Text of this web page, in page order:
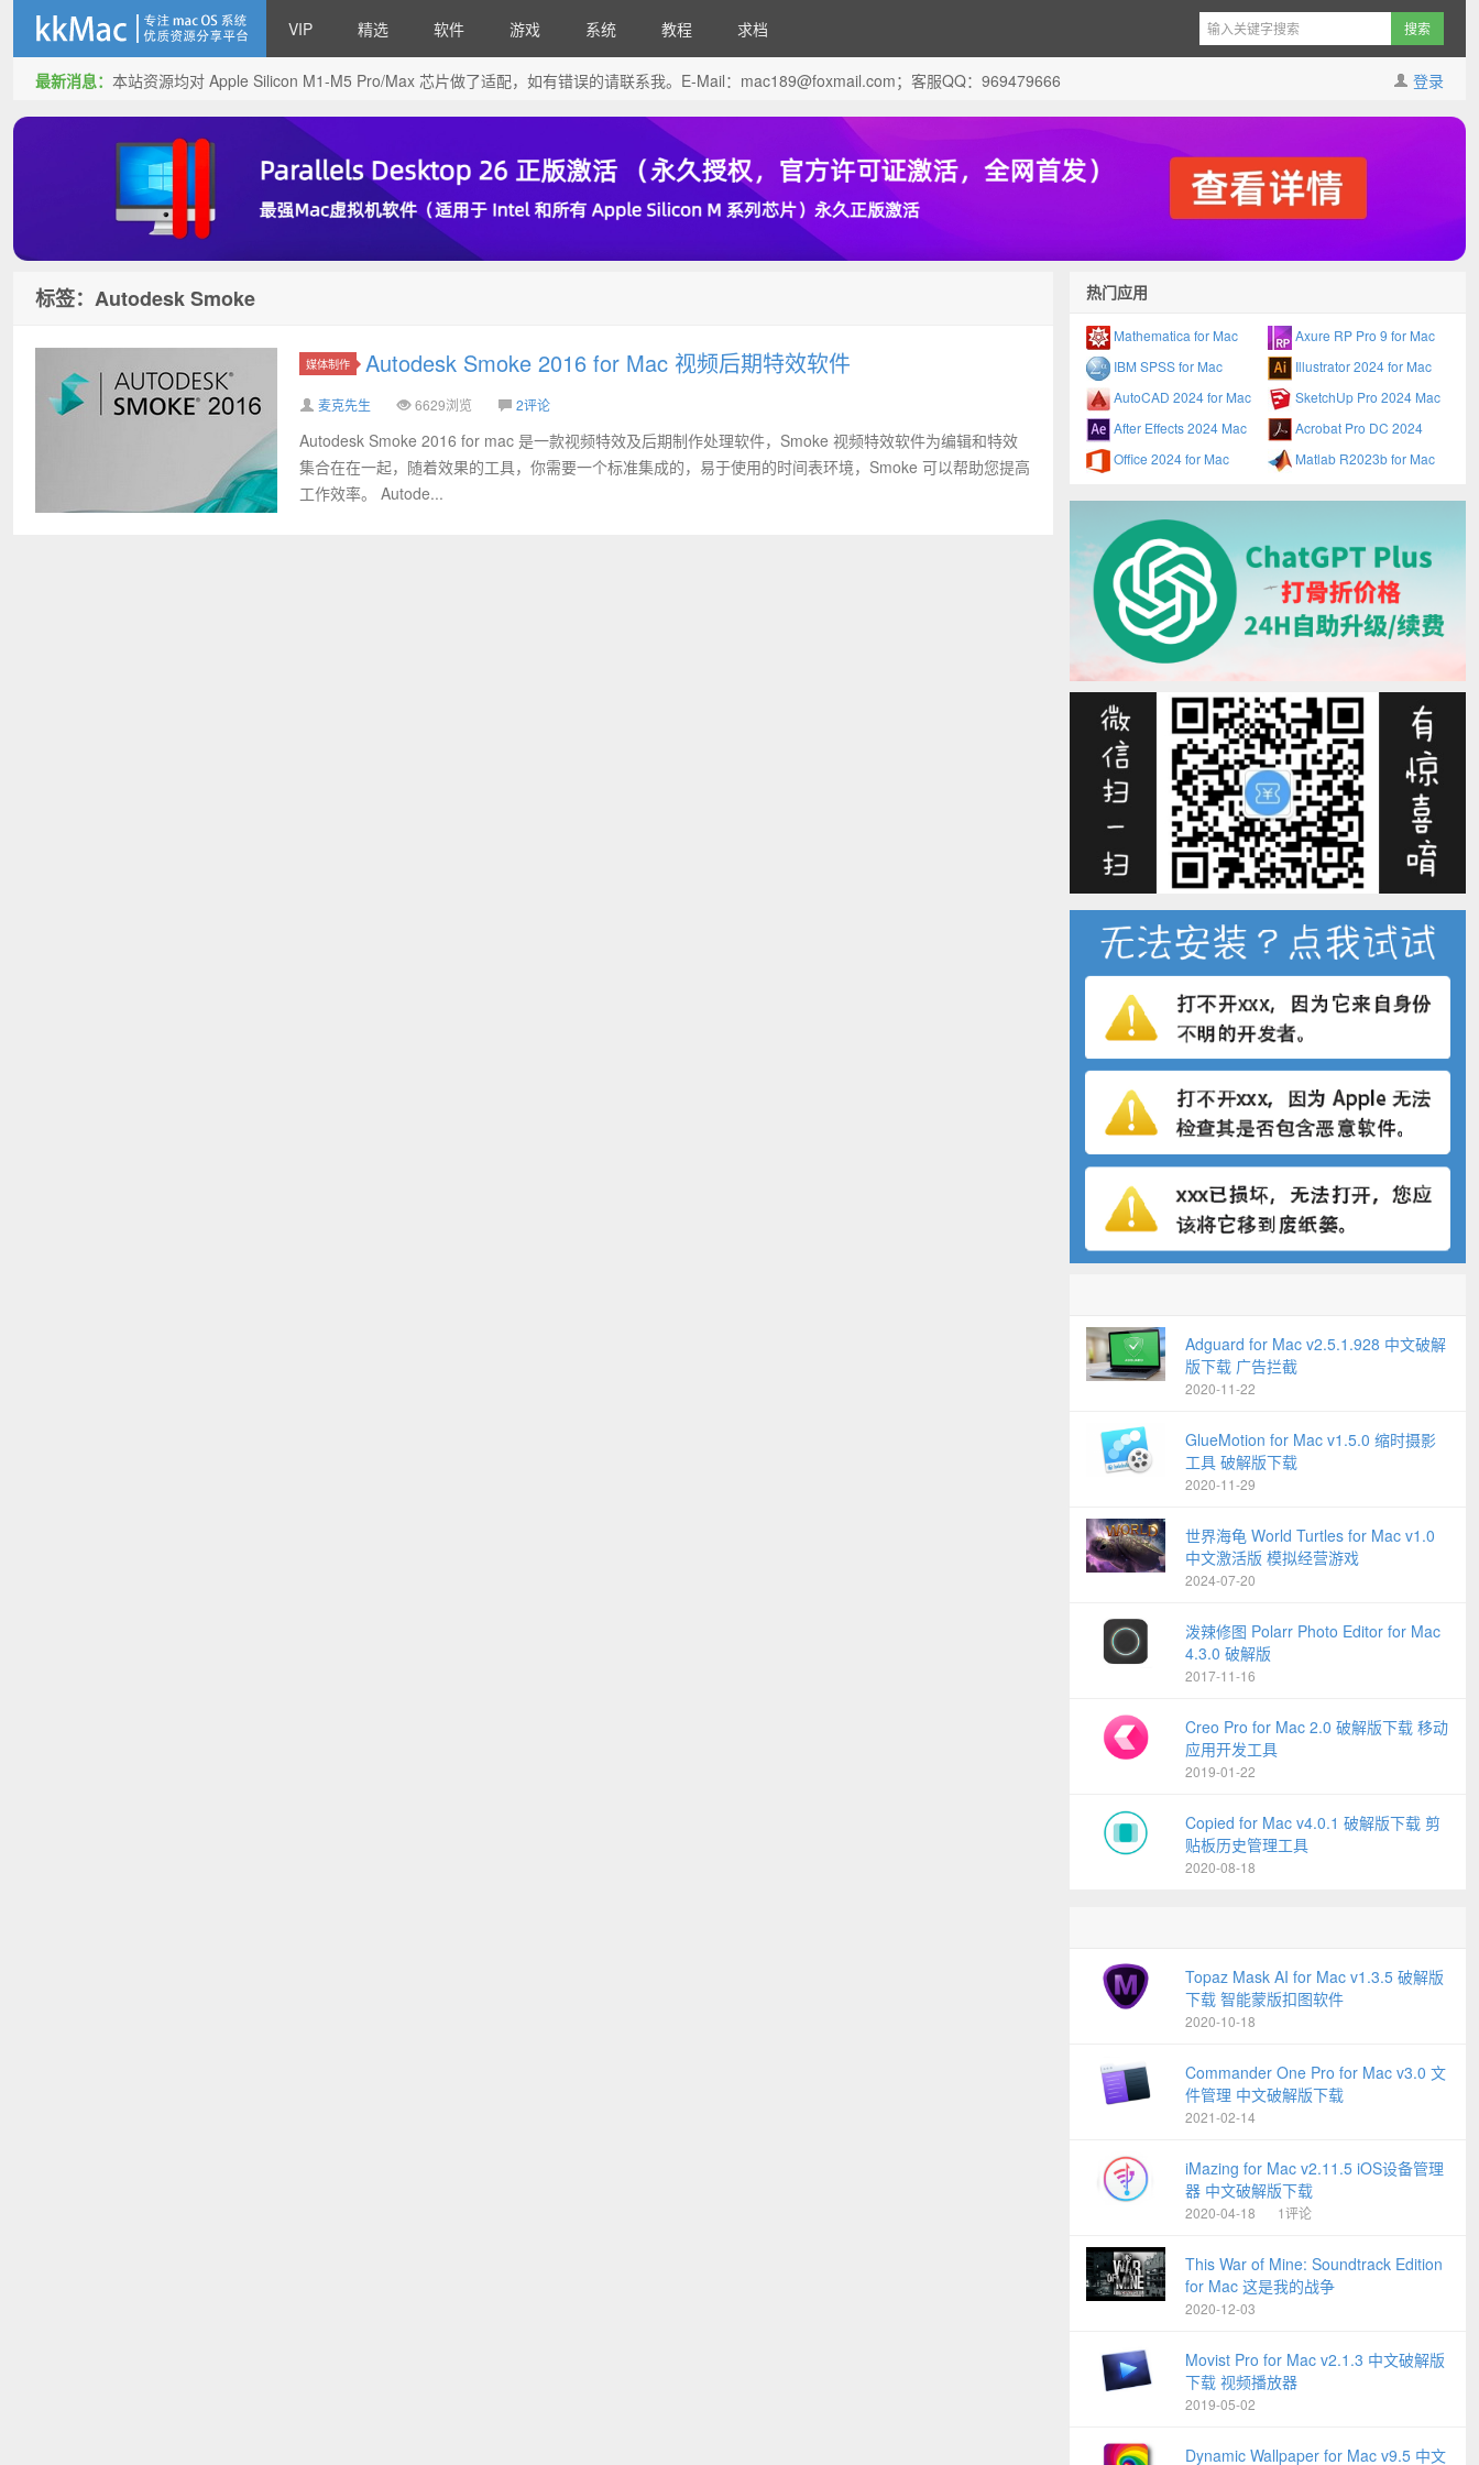
kkMac
VIP 精选 软件 游戏 系统 教程 求档
登录
最新消息： 本站资源均对 Apple Silicon M1-M5 Pro/Max 芯片做了适配，如有错误的请联系我。E-Mail： mac189@foxmail.com；客服QQ：969479666
标签：Autodesk Smoke
媒体制作 Autodesk Smoke 2016 for Mac 视频后期特效软件
麦克先生 6629浏览 2评论
Autodesk Smoke 2016 for mac 是一款视频特效及后期制作处理软件，Smoke 视频特效软件为编辑和特效
集合在在一起，随着效果的工具，你需要一个标准集成的，易于使用的时间表环境，Smoke 可以帮助您提高
工作效率。 Autode...
热门应用
Mathematica for Mac
Axure RP Pro 9 for Mac
IBM SPSS for Mac
Illustrator 2024 for Mac
AutoCAD 2024 for Mac
SketchUp Pro 2024 Mac
After Effects 2024 Mac
Acrobat Pro DC 2024
Office 2024 for Mac
Matlab R2023b for Mac
Adguard for Mac v2.5.1.928 中文破解
版下载 广告拦截
2020-11-22
GlueMotion for Mac v1.5.0 缩时摄影
工具 破解版下载
2020-11-29
世界海龟 World Turtles for Mac v1.0
中文激活版 模拟经营游戏
2024-07-20
泼辣修图 Polarr Photo Editor for Mac
4.3.0 破解版
2017-11-16
Creo Pro for Mac 2.0 破解版下载 移动
应用开发工具
2019-01-22
Copied for Mac v4.0.1 破解版下载 剪
贴板历史管理工具
2020-08-18
Topaz Mask AI for Mac v1.3.5 破解版
下载 智能蒙版扣图软件
2020-10-18
Commander One Pro for Mac v3.0 文
件管理 中文破解版下载
2021-02-14
iMazing for Mac v2.11.5 iOS设备管理
器 中文破解版下载
2020-04-18 1评论
This War of Mine: Soundtrack Edition
for Mac 这是我的战争
2020-12-03
Movist Pro for Mac v2.1.3 中文破解版
下载 视频播放器
2019-05-02
Dynamic Wallpaper for Mac v9.5 中文